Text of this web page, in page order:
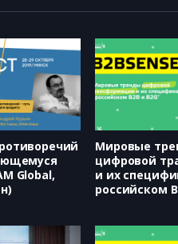
Global,
Мировые
цифровой
и их
российском